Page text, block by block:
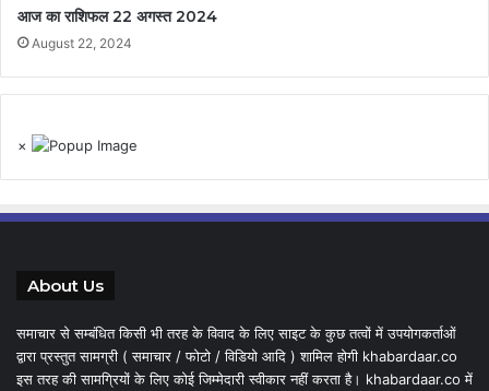
आज का राशिफल 22 अगस्त 2024
August 22, 2024
×
About Us
समाचार से सम्बंधित किसी भी तरह के विवाद के लिए साइट के कुछ तत्वों में उपयोगकर्ताओं
द्वारा प्रस्तुत सामग्री ( समाचार / फोटो / विडियो आदि ) शामिल होगी khabardaar.co
इस तरह की सामग्रियों के लिए कोई जिम्मेदारी स्वीकार नहीं करता है। khabardaar.co में